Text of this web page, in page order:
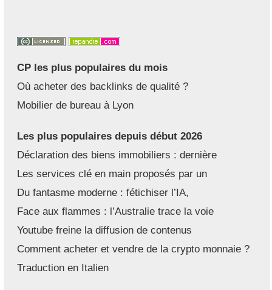
CP les plus populaires du mois
Où acheter des backlinks de qualité ?
Mobilier de bureau à Lyon
Les plus populaires depuis début 2026
Déclaration des biens immobiliers : dernière
Les services clé en main proposés par un
Du fantasme moderne : fétichiser l’IA,
Face aux flammes : l’Australie trace la voie
Youtube freine la diffusion de contenus
Comment acheter et vendre de la crypto monnaie ?
Traduction en Italien